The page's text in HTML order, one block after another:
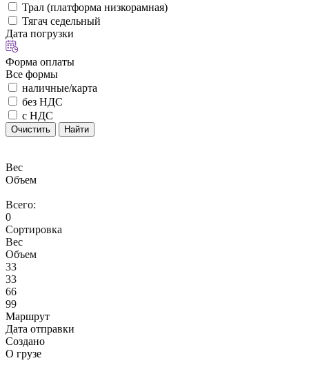
Трал (платформа низкорамная)
Тягач седельный
Дата погрузки
Форма оплаты
Все формы
наличные/карта
без НДС
с НДС
Очистить Найти
Вес
Объем
Всего:
0
Сортировка
Вес
Объем
33
33
66
99
Маршрут
Дата отправки
Создано
О грузе